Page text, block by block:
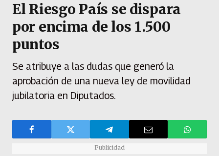
El Riesgo País se dispara
por encima de los 1.500
puntos
Se atribuye a las dudas que generó la
aprobación de una nueva ley de movilidad
jubilatoria en Diputados.
Publicidad